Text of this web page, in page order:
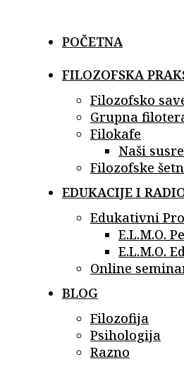
content POČETNA
FILOZOFSKA
Filozofsko
Grupna
Filokafe
Naši
Filozofske
EDUKACIJE I
Edukativni
E.L.M.O.
E.L.M.O.
Online
BLOG
Filozofija
Psihologija
Razno